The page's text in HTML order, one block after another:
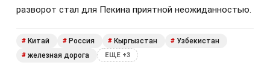
разворот стал для Пекина приятной неожиданностью.
# Китай # Россия # Кыргызстан # Узбекистан
# железная дорога ЕЩЕ +3